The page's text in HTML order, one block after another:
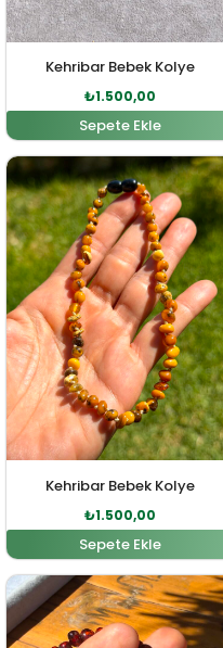
Kehribar Bebek Kolye
₺1.500,00
Sepete Ekle
Kehribar Bebek Kolye
Orijinal fiyat:
₺1.500,00
Şu
Sepete Ekle
Orijinal fiyat:Şu